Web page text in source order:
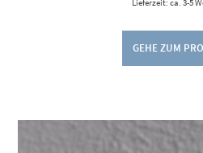
Lieferzeit: ca. 3-5
GEHE ZUM